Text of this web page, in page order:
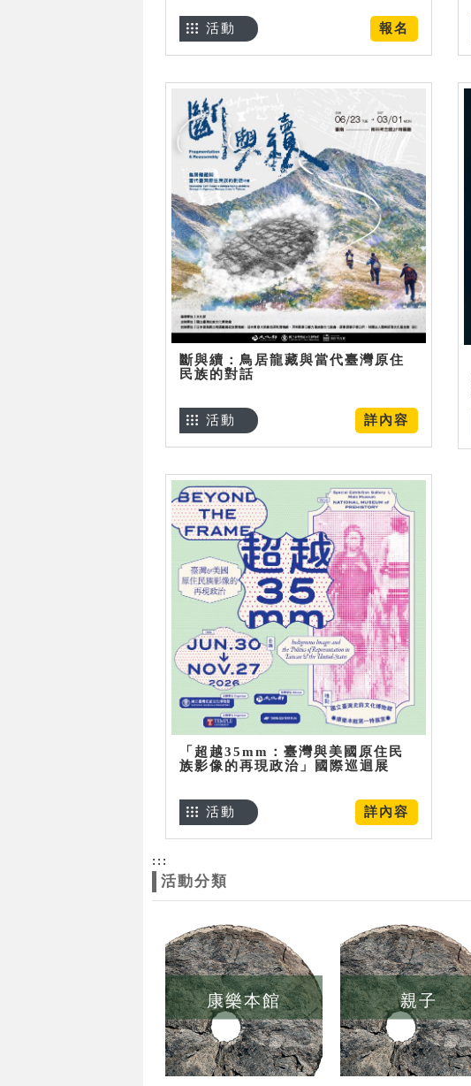
報名
活動
斷與續：鳥居龍藏與當代臺灣原住
民族的對話
詳內容
活動
「超越35mm：臺灣與美國原住民
族影像的再現政治」國際巡迴展
詳內容
活動
:::
活動分類
康樂本館 親子